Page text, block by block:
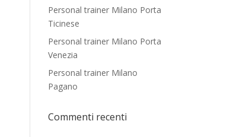
Personal trainer Milano Porta
Ticinese
Personal trainer Milano Porta
Venezia
Personal trainer Milano
Pagano
Commenti recenti